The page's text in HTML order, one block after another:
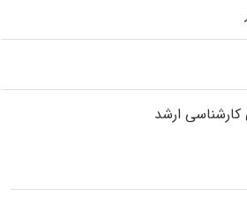
کارشناسی ارشد